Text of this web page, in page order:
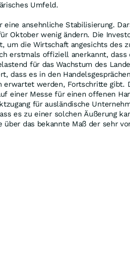
Umfeld.
eine ansehnliche Stabilisierung.
Oktober wenig ändern. Die
um die Wirtschaft angesichts des
erstmals offiziell anerkannt, dass
für das Wachstum des
dass es in den
erwartet werden, Fortschritte gibt.
einer Messe für einen offenen
für ausländische
es zu einer solchen Äußerung
das bekannte Maß der sehr